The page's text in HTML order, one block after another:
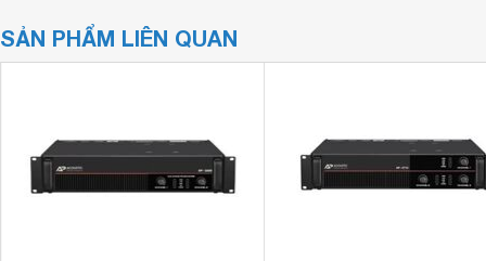
SẢN PHẨM LIÊN QUAN